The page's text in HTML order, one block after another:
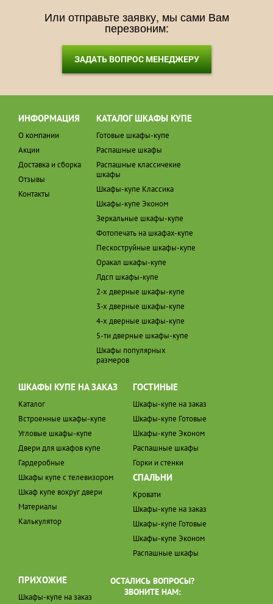
Или отправьте заявку, мы сами Вам
перезвоним:
ЗАДАТЬ ВОПРОС МЕНЕДЖЕРУ
ИНФОРМАЦИЯ
О компании
Акции
Доставка и сборка
Отзывы
Контакты
КАТАЛОГ ШКАФЫ КУПЕ
Готовые шкафы-купе
Распашные шкафы
Распашные классичекие
шкафы
Шкафы-купе Классика
Шкафы-купе Эконом
Зеркальные шкафы-купе
Фотопечать на шкафах-купе
Пескоструйные шкафы-купе
Оракал шкафы-купе
Лдсп шкафы-купе
2-х дверные шкафы-купе
3-х дверные шкафы-купе
4-х дверные шкафы-купе
5-ти дверные шкафы-купе
Шкафы популярных
размеров
ШКАФЫ КУПЕ НА ЗАКАЗ
Каталог
Встроенные шкафы-купе
Угловые шкафы-купе
Двери для шкафов купе
Гардеробные
Шкафы купе с телевизором
Шкаф купе вокруг двери
Материалы
Калькулятор
ГОСТИНЫЕ
Шкафы-купе на заказ
Шкафы-купе Готовые
Шкафы-купе Эконом
Распашные шкафы
Горки и стенки
СПАЛЬНИ
Кровати
Шкафы-купе на заказ
Шкафы-купе Готовые
Шкафы-купе Эконом
Распашные шкафы
ПРИХОЖИЕ
Шкафы-купе на заказ
ОСТАЛИСЬ ВОПРОСЫ?
ЗВОНИТЕ НАМ: